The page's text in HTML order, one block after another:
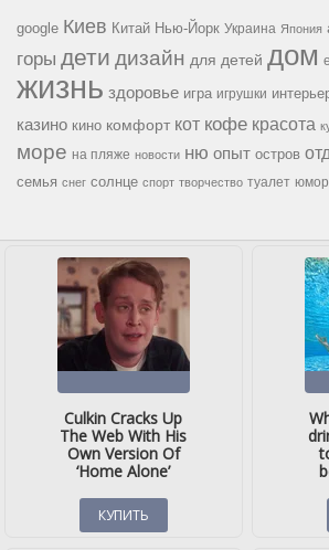
google Киев Китай Нью-Йорк Украина Япония
горы дети дизайн для детей дом
жизнь здоровье игра игрушки
казино кино комфорт кот кофе красота
море на пляже новости ню опыт остров
семья снег солнце спорт творчество туалет юмор